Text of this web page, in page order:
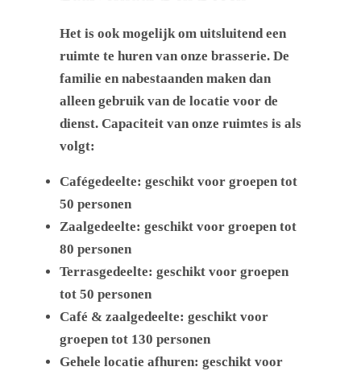
Het is ook mogelijk om uitsluitend een
ruimte te huren van onze brasserie. De
familie en nabestaanden maken dan
alleen gebruik van de locatie voor de
dienst. Capaciteit van onze ruimtes is als
volgt:
Cafégedeelte: geschikt voor groepen tot
50 personen
Zaalgedeelte: geschikt voor groepen tot
80 personen
Terrasgedeelte: geschikt voor groepen
tot 50 personen
Café & zaalgedeelte: geschikt voor
groepen tot 130 personen
Gehele locatie afhuren: geschikt voor